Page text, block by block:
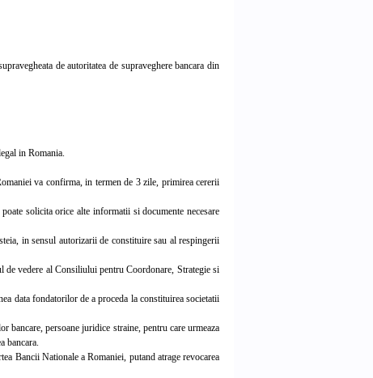
de autoritatea de supraveghere bancara din
in Romania.
va confirma, in termen de 3 zile, primirea cererii
solicita orice alte informatii si documente necesare
in sensul autorizarii de constituire sau al respingerii
vedere al Consiliului pentru Coordonare, Strategie si
data fondatorilor de a proceda la constituirea societatii
persoane juridice straine, pentru care urmeaza
bancara.
Bancii Nationale a Romaniei, putand atrage revocarea